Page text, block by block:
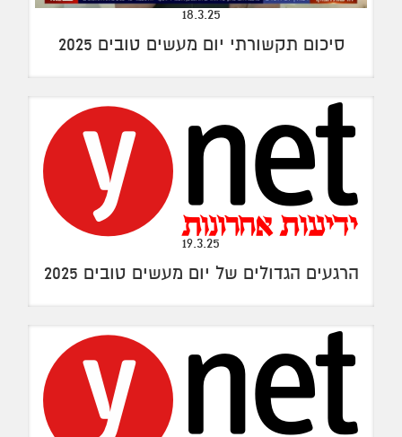
18.3.25
סיכום תקשורתי יום מעשים טובים 2025
19.3.25
הרגעים הגדולים של יום מעשים טובים 2025